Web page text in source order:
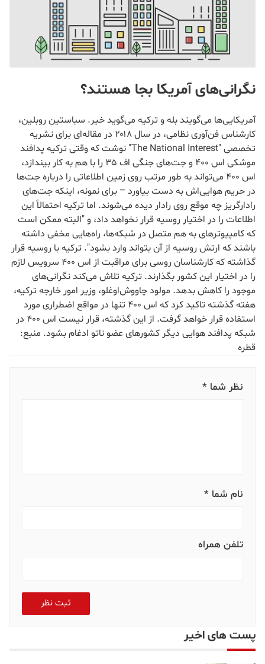
نگرانی‌های آمریکا بجا هستند؟
آمریکایی‌ها می‌گویند بله و ترکیه می‌گوید خیر. سباستین روبلین،
کارشناس فن‌آوری نظامی، در سال ۲۰۱۸ در مقاله‌ای برای نشریه
تخصصی "The National Interest" نوشت که وقتی ترکیه پدافند
موشکی اس ۴۰۰ و جت‌های جنگی اف ۳۵ را با هم به کار بیندازد،
اس ۴۰۰ می‌تواند به طور مرتب روی زمین اطلاعاتی را درباره جت‌ها
در حریم هوایی‌اش به دست بیاورد – برای نمونه، اینکه جت‌های
رادارگریز چه موقع روی رادار دیده می‌شوند. اما ترکیه احتمالاً این
اطلاعات را در اختیار روسیه قرار نخواهد داد، و "البته ممکن است
که کامپیوترهای به هم متصل در شبکه‌ها، راه‌هایی مخفی داشته
باشند که ارتش روسیه از آن بتواند وارد بشود". ترکیه با روسیه قرار
گذاشته که کارشناسان روسی برای مراقبت از اس ۴۰۰ سرویس لازم
را در اختیار این کشور بگذارند. ترکیه تلاش می‌کند نگرانی‌های
موجود را کاهش بدهد. مولود چاووش‌اوغلو، وزیر امور خارجه ترکیه،
هفته گذشته تاکید کرد که اس ۴۰۰ تنها در مواقع اضطراری مورد
استفاده قرار خواهد گرفت. از این گذشته، قرار نیست اس ۴۰۰ در
شبکه پدافند هوایی دیگر کشورهای عضو ناتو ادغام بشود. منبع:
قطره
نظر شما *
نام شما *
تلفن همراه
ثبت نظر
پست های اخیر